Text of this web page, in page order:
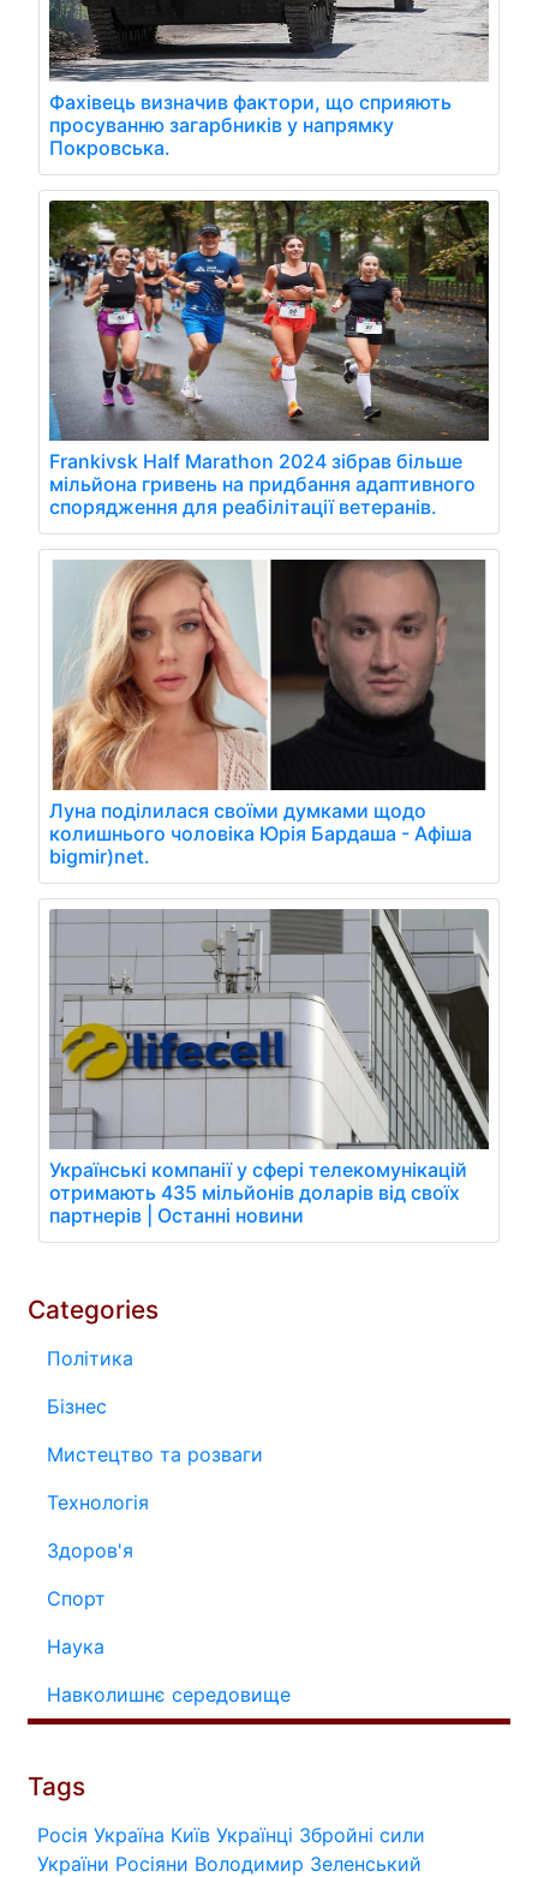
Фахівець визначив фактори, що сприяють
просуванню загарбників у напрямку
Покровська.
Frankivsk Half Marathon 2024 зібрав більше
мільйона гривень на придбання адаптивного
спорядження для реабілітації ветеранів.
Луна поділилася своїми думками щодо
колишнього чоловіка Юрія Бардаша - Афіша
bigmir)net.
Українські компанії у сфері телекомунікацій
отримають 435 мільйонів доларів від своїх
партнерів | Останні новини
Categories
Політика
Бізнес
Мистецтво та розваги
Технологія
Здоров'я
Спорт
Наука
Навколишнє середовище
Tags
Росія Україна Київ Українці Збройні сили
України Росіяни Володимир Зеленський